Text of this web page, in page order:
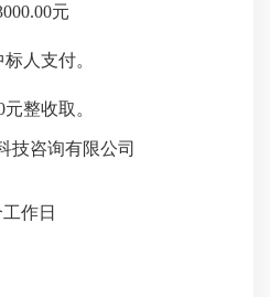
元
人支付。
元整收取 。
技咨询有限公司
作日